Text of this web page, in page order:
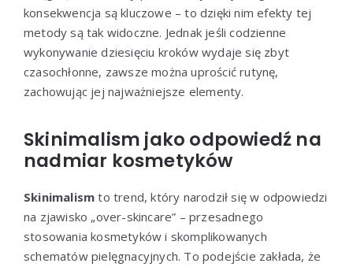
konsekwencja są kluczowe – to dzięki nim efekty tej
metody są tak widoczne. Jednak jeśli codzienne
wykonywanie dziesięciu kroków wydaje się zbyt
czasochłonne, zawsze można uprościć rutynę,
zachowując jej najważniejsze elementy.
Skinimalism jako odpowiedź na
nadmiar kosmetyków
Skinimalism to trend, który narodził się w odpowiedzi
na zjawisko „over-skincare” – przesadnego
stosowania kosmetyków i skomplikowanych
schematów pielęgnacyjnych. To podejście zakłada, że